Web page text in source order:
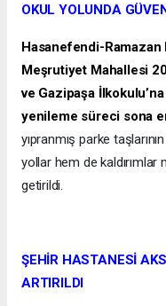
OKUL YOLUNDA
Hasanefendi-
Meşrutiyet Mahallesi
ve Gazipaşa
yenileme süreci sona
yıpranmış parke
yollar hem de
getirildi.
ŞEHİR HASTANESİ
ARTIRILDI